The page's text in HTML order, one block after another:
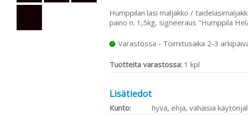
Humppilan lasi maljakko /
paino n. 1,5kg, signeeraus "Humppila
Varastossa - Toimitusaika 2-3
Tuotteita varastossa: 1 kpl
Lisätiedot
Kunto:
hyvä, ehjä, vähäisiä